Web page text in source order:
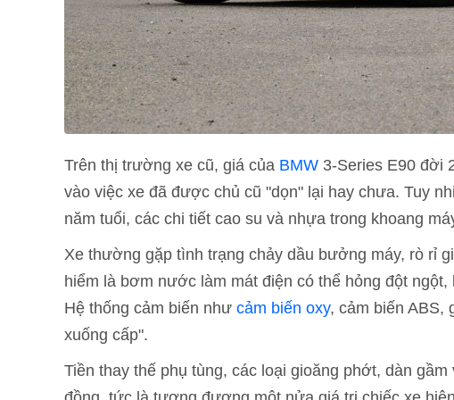
Trên thị trường xe cũ, giá của BMW 3-Series E90 đời
vào việc xe đã được chủ cũ "dọn" lại hay chưa. Tuy
năm tuổi, các chi tiết cao su và nhựa trong khoang
Xe thường gặp tình trạng chảy dầu bưởng máy, rò rỉ
hiểm là bơm nước làm mát điện có thể hỏng đột
Hệ thống cảm biến như cảm biến oxy, cảm biến ABS,
xuống cấp".
Tiền thay thế phụ tùng, các loại gioăng phớt, dàn